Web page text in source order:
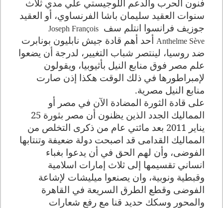
فنون الحرب والدعم اللوجيستي علي مدي ثلاث
سنوات العقيد سليمان باشا الفرنساوي، أو العقيد
جوزيف فرانسوا انتلم سف
Joseph François
Anthelme Sève أحد أهم قادة جيش نابليون بونابرت
ضد روسيا، لينتصر شباب التغيير، لدرجة أن يضعوا
علم مصر فوق منابع النيل بأثيوبيا، ويقولون
لإمبراطورها في ذلك الوقت هكذا إذن صارت
منابع النيل مصرية.
على قادة الثورة المضادة الآن في مصر أو
المماليك الجدد الذين يظنون أن مصر بثورة 25
يناير 2011 بعد مائتي عام من ذكرى التخلص من
المماليك القدامى قد اصبحت دولة ضعيفة وتنتابها
الفوضى، وأن لهم الحق في أن يدعوا بغباء
انساني تقسيمها إلى ثلاث إمارات اسلامية
وقبطية ونوبية، وان يصنعوا ميليشات لإشاعة
الفوضى وقطع الطرق السريعة في القاهرة
والمحور وسكك حديد قنا مع رفع شعارات